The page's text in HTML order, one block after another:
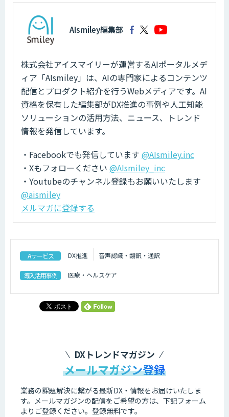
AIsmiley編集部
株式会社アイスマイリーが運営するAIポータルメデ
ィア「AIsmiley」は、AIの専門家によるコンテンツ
配信とプロダクト紹介を行うWebメディアです。AI
資格を保有した編集部がDX推進の事例や人工知能
ソリューションの活用方法、ニュース、トレンド
情報を発信しています。
・Facebookでも発信しています @AIsmiley.inc
・Xもフォローください @AIsmiley_inc
・Youtubeのチャンネル登録もお願いいたします
@aismiley
メルマガに登録する
AIサービス DX推進 音声認識・翻訳・通訳
導入活用事例 医療・ヘルスケア
DXトレンドマガジン
メールマガジン登録
業務の課題解決に繋がる最新DX・情報をお届けいたしま
す。 メールマガジンの配信をご希望の方は、下記フォーム
よりご登録ください。登録無料です。